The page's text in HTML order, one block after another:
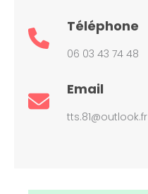
Téléphone
06 03 43 74 48
Email
tts.81@outlook.fr